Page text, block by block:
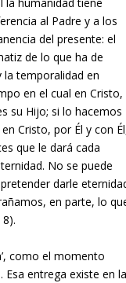
al Padre y a los
del presente: el
de lo que ha de
la temporalidad en
en el cual en Cristo,
su Hijo; si lo hacemos
Cristo, por Él y con
que le dará cada
No se puede
darle
en parte, lo
como el momento
Esa entrega existe en